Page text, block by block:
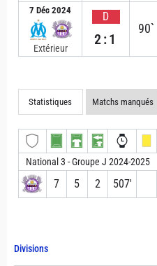
Divisions
7 Déc 2024
Extérieur
D
2:1
90`
Statistiques Matchs manqués
National 3 - Groupe J 2024-2025
7 5 2 507′